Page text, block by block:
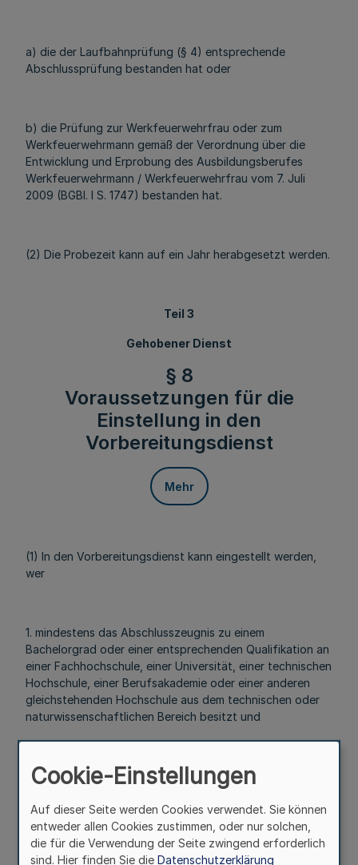
a) die der Laufbahnprüfung (§ 4) entsprechende
Abschlussprüfung bestanden hat oder
b) die Prüfung zur Werkfeuerwehrfrau oder zum
Werkfeuerwehrmann gemäß der Verordnung über die
Entwicklung und Erprobung des Ausbildungsberufes
Werkfeuerwehrmann / Werkfeuerwehrfrau vom 7. Juli
2009 (BGBl. I S. 1747) bestanden hat.
(2) Die Probezeit kann auf ein Jahr herabgesetzt werden.
Teil 3
Gehobener Dienst
§ 8
Voraussetzungen für die
Einstellung in den
Vorbereitungsdienst
Mehr
(1) In den Vorbereitungsdienst kann eingestellt werden,
wer
1. mindestens das Abschlusszeugnis zu einem
Bachelorgrad oder einer entsprechenden Qualifikation an
einer Fachhochschule, einer Universität, einer technischen
Hochschule, einer Berufsakademie oder einer anderen
gleichstehenden Hochschule aus dem technischen oder
naturwissenschaftlichen Bereich besitzt und
2. nach amtsärztlichem Gutachten für den Dienst in der
(2) § 2 Absatz 2 gilt entsprechend.
Cookie-Einstellungen
Auf dieser Seite werden Cookies verwendet. Sie können
entweder allen Cookies zustimmen, oder nur solchen,
die für die Verwendung der Seite zwingend erforderlich
sind. Hier finden Sie die Datenschutzerklärung